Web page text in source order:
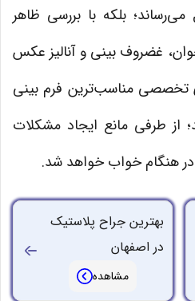
بلکه با بررسی ظاهر
غضروف بینی و آنالیز عکس
تخصصی مناسب‌ترین فرم بینی
از طرفی مانع ایجاد مشکلات
هنگام خواب خواهد شد.
بهترین جراح پلاستیک
در اصفهان